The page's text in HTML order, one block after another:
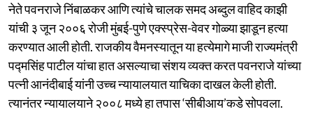
नेते पवनराजे निंबाळकर आणि त्यांचे चालक समद अब्दुल वाहिद काझी
यांची ३ जून २००६ रोजी मुंबई-पुणे एक्स्प्रेस-वेवर गोळ्या झाडून हत्या
करण्यात आली होती. राजकीय वैमनस्यातून या हत्येमागे माजी राज्यमंत्री
पद्मसिंह पाटील यांचा हात असल्याचा संशय व्यक्त करत पवनराजे यांच्या
पत्नी आनंदीबाई यांनी उच्च न्यायालयात याचिका दाखल केली होती.
त्यानंतर न्यायालयाने २००८ मध्ये हा तपास ‘सीबीआय’कडे सोपवला.